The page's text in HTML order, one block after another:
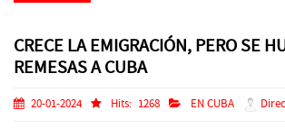
CRECE LA EMIGRACIÓN, PERO SE
REMESAS A CUBA
20-01-2024 Hits: 1268 EN CUBA